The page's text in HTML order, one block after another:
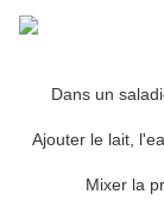
Dans un
Ajouter le lait,
Mixer la